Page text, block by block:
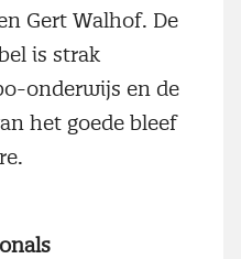
Gert Walhof. De
is strak
onderwijs en de
het goede bleef